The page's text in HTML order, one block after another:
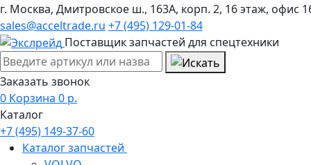
г. Москва, Дмитровское ш., 163А, корп. 2, 16 этаж, офис
sales@acceltrade.ru +7 (495) 129-01-84
Поставщик запчастей для спецтехники
Заказать звонок
0 Корзина 0 р.
Каталог
+7 (495) 149-37-60
Каталог запчастей